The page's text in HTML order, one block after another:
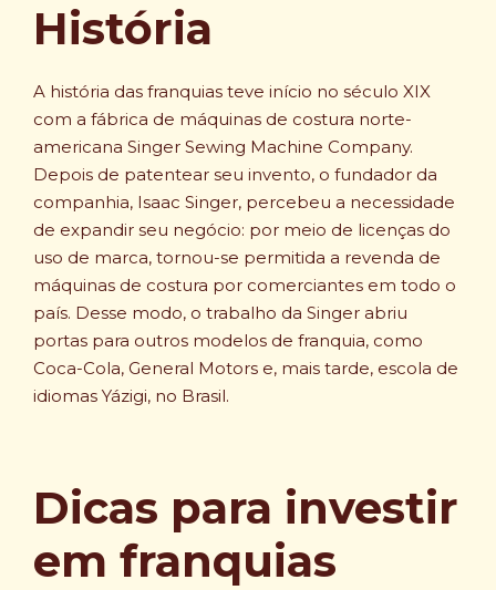
História
A história das franquias teve início no século XIX
com a fábrica de máquinas de costura norte-
americana Singer Sewing Machine Company.
Depois de patentear seu invento, o fundador da
companhia, Isaac Singer, percebeu a necessidade
de expandir seu negócio: por meio de licenças do
uso de marca, tornou-se permitida a revenda de
máquinas de costura por comerciantes em todo o
país. Desse modo, o trabalho da Singer abriu
portas para outros modelos de franquia, como
Coca-Cola, General Motors e, mais tarde, escola de
idiomas Yázigi, no Brasil.
Dicas para investir
em franquias